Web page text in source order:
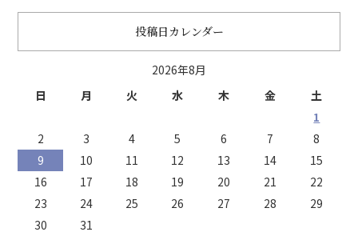
投稿日カレンダー
2026年8月
日
月 火 水 木 金 土
1
2
3 4 5 6 7
8
9
10 11 12 13 14
15
16
17 18 19 20 21
22
23
24 25 26 27 28
29
30
31